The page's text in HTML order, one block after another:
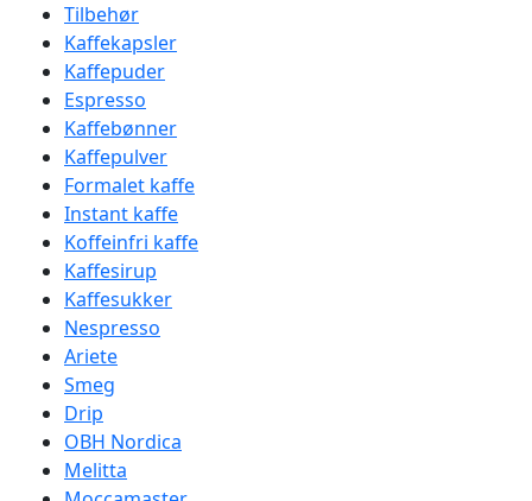
Tilbehør
Kaffekapsler
Kaffepuder
Espresso
Kaffebønner
Kaffepulver
Formalet kaffe
Instant kaffe
Koffeinfri kaffe
Kaffesirup
Kaffesukker
Nespresso
Ariete
Smeg
Drip
OBH Nordica
Melitta